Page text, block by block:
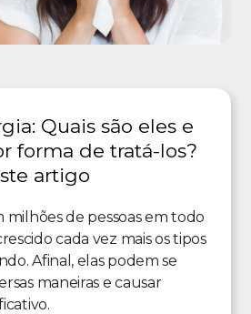
Quais são eles e
forma de tratá-los?
artigo
milhões de pessoas em todo
cada vez mais os tipos
Afinal, elas podem se
maneiras e causar